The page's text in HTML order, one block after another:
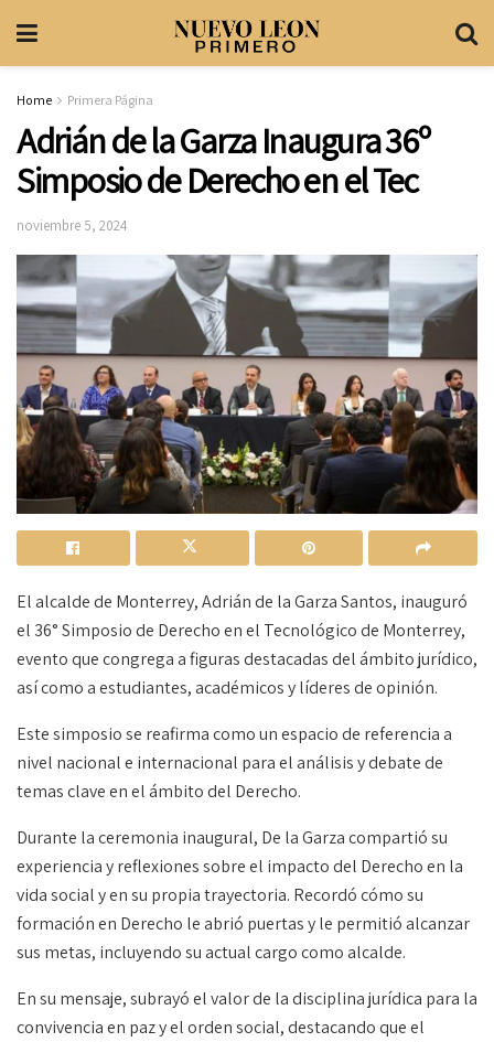
Home Primera Página
Adrián de la Garza Inaugura 36º
Simposio de Derecho en el Tec
noviembre 5, 2024
El alcalde de Monterrey, Adrián de la Garza Santos, inauguró
el 36° Simposio de Derecho en el Tecnológico de Monterrey,
evento que congrega a figuras destacadas del ámbito jurídico,
así como a estudiantes, académicos y líderes de opinión.
Este simposio se reafirma como un espacio de referencia a
nivel nacional e internacional para el análisis y debate de
temas clave en el ámbito del Derecho.
Durante la ceremonia inaugural, De la Garza compartió su
experiencia y reflexiones sobre el impacto del Derecho en la
vida social y en su propia trayectoria. Recordó cómo su
formación en Derecho le abrió puertas y le permitió alcanzar
sus metas, incluyendo su actual cargo como alcalde.
En su mensaje, subrayó el valor de la disciplina jurídica para la
convivencia en paz y el orden social, destacando que el